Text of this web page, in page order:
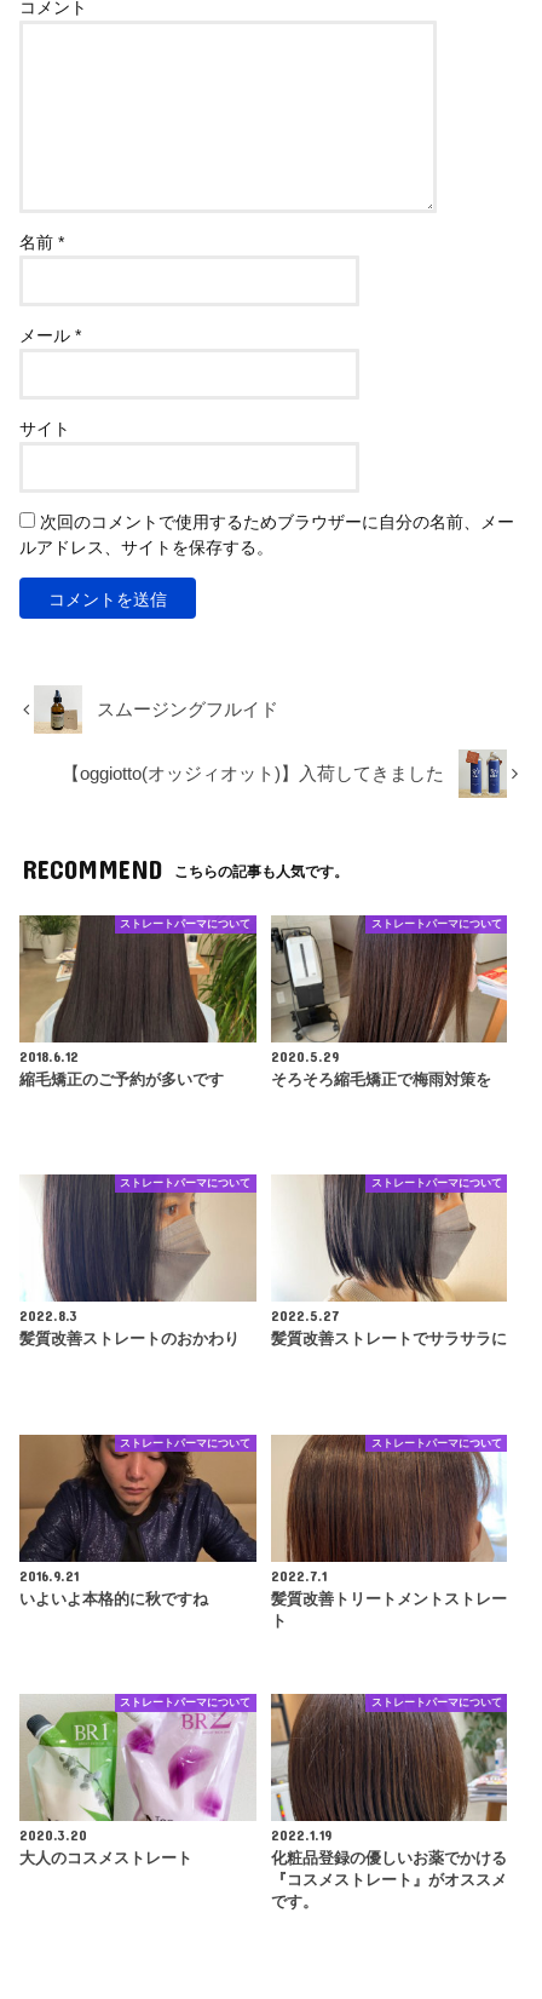
コメント
名前*
メール*
サイト
次回のコメントで使用するためブラウザーに自分の名前、メー
ルアドレス、サイトを保存する。
スムージングフルイド
【oggiotto(オッジィオット)】入荷してきました
RECOMMEND こちらの記事も人気です。
ストレートパーマについて
2018.6.12
縮毛矯正のご予約が多いです
ストレートパーマについて
2020.5.29
そろそろ縮毛矯正で梅雨対策を
ストレートパーマについて
2022.8.3
髪質改善ストレートのおかわり
ストレートパーマについて
2022.5.27
髪質改善ストレートでサラサラに
ストレートパーマについて
2016.9.21
いよいよ本格的に秋ですね
ストレートパーマについて
2022.7.1
髪質改善トリートメントストレー
ト
ストレートパーマについて
2020.3.20
大人のコスメストレート
ストレートパーマについて
2022.1.19
化粧品登録の優しいお薬でかける
『コスメストレート』がオススメ
です。